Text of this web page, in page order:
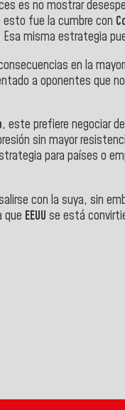
es no mostrar
esto fue la cumbre con
misma estrategia
en la
a oponentes que
, este prefiere negociar
sin mayor
para países o
con la suya, sin
que EEUU se está